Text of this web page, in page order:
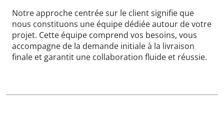
Notre approche centrée sur le client signifie que
nous constituons une équipe dédiée autour de votre
projet. Cette équipe comprend vos besoins, vous
accompagne de la demande initiale à la livraison
finale et garantit une collaboration fluide et réussie.